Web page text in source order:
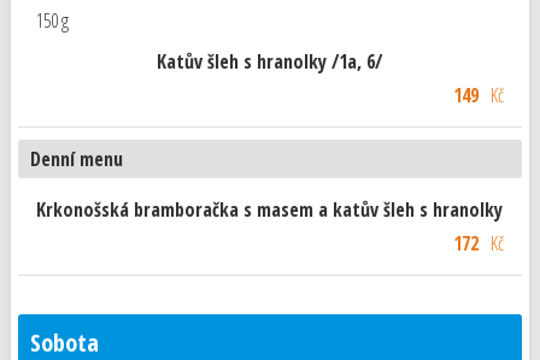
150 g
Katův šleh s hranolky /1a, 6/
149Kč
Denní menu
Krkonošská bramboračka s masem a katův šleh s hranolky
172Kč
Sobota